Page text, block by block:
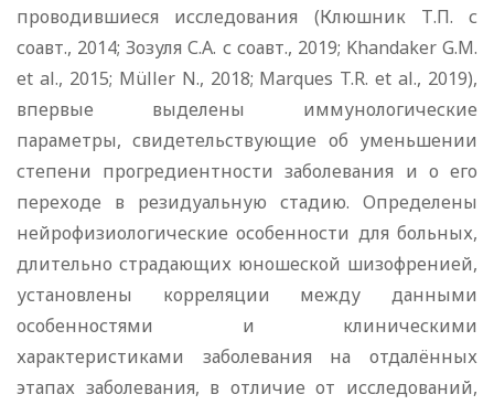
проводившиеся исследования (Клюшник Т.П. с
соавт., 2014; Зозуля С.А. с соавт., 2019; Khandaker G.M.
et al., 2015; Müller N., 2018; Marques T.R. et al., 2019),
впервые выделены иммунологические
параметры, свидетельствующие об уменьшении
степени прогредиентности заболевания и о его
переходе в резидуальную стадию. Определены
нейрофизиологические особенности для больных,
длительно страдающих юношеской шизофренией,
установлены корреляции между данными
особенностями и клиническими
характеристиками заболевания на отдалённых
этапах заболевания, в отличие от исследований,